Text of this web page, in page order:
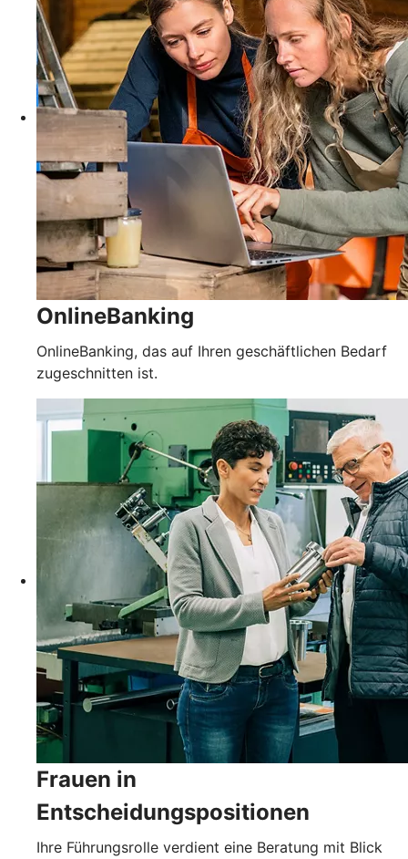
OnlineBanking
OnlineBanking, das auf Ihren geschäftlichen Bedarf
zugeschnitten ist.
Frauen in
Entscheidungspositionen
Ihre Führungsrolle verdient eine Beratung mit Blick